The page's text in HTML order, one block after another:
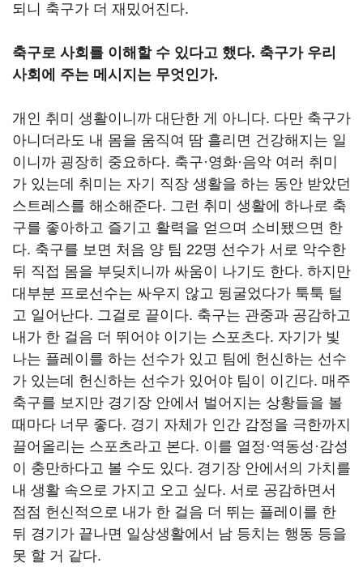
되니 축구가 더 재밌어진다.
축구로 사회를 이해할 수 있다고 했다. 축구가 우리
사회에 주는 메시지는 무엇인가.
개인 취미 생활이니까 대단한 게 아니다. 다만 축구가
아니더라도 내 몸을 움직여 땀 흘리면 건강해지는 일
이니까 굉장히 중요하다. 축구·영화·음악 여러 취미
가 있는데 취미는 자기 직장 생활을 하는 동안 받았던
스트레스를 해소해준다. 그런 취미 생활에 하나로 축
구를 좋아하고 즐기고 활력을 얻으며 소비됐으면 한
다. 축구를 보면 처음 양 팀 22명 선수가 서로 악수한
뒤 직접 몸을 부딪치니까 싸움이 나기도 한다. 하지만
대부분 프로선수는 싸우지 않고 뒹굴었다가 툭툭 털
고 일어난다. 그걸로 끝이다. 축구는 관중과 공감하고
내가 한 걸음 더 뛰어야 이기는 스포츠다. 자기가 빛
나는 플레이를 하는 선수가 있고 팀에 헌신하는 선수
가 있는데 헌신하는 선수가 있어야 팀이 이긴다. 매주
축구를 보지만 경기장 안에서 벌어지는 상황들을 볼
때마다 너무 좋다. 경기 자체가 인간 감정을 극한까지
끌어올리는 스포츠라고 본다. 이를 열정·역동성·감성
이 충만하다고 볼 수도 있다. 경기장 안에서의 가치를
내 생활 속으로 가지고 오고 싶다. 서로 공감하면서
점점 헌신적으로 내가 한 걸음 더 뛰는 플레이를 한
뒤 경기가 끝나면 일상생활에서 남 등치는 행동 등을
못 할 거 같다.